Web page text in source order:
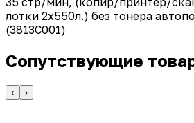
лотки 2х550л.) без тонера
(3813C001)
Сопутствующие
‹ ›